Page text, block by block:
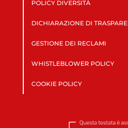
POLICY DIVERSITÀ
DICHIARAZIONE DI
GESTIONE DEI RECLAMI
WHISTLEBLOWER POLICY
COOKIE POLICY